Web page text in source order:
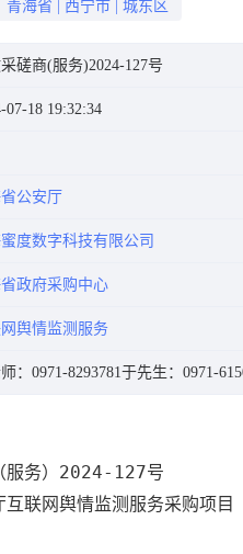
青海省 西宁市 城东区
磋商(服务)2024-127号
07-18 19:32:34
公安厅
蜜度数字科技有限公司
政府采购中心
舆情监测服务
：0971-8293781于先生：0971-
服务）2024-127号
互联网舆情监测服务采购项目